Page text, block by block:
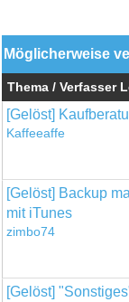
Möglicherweise
Thema / Verfasser
[Gelöst]
Kaffeeaffe
[Gelöst] Backup
mit iTunes
zimbo74
[Gelöst]